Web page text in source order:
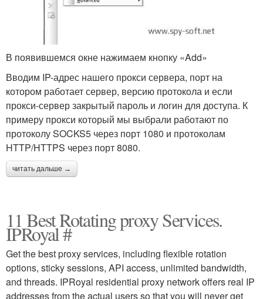
В появившемся окне нажимаем кнопку «Add»
Вводим IP-адрес нашего прокси сервера, порт на
котором работает сервер, версию протокола и если
прокси-сервер закрытый пароль и логин для доступа. К
примеру прокси который мы выбрали работают по
протоколу SOCKS5 через порт 1080 и протоколам
HTTP/HTTPS через порт 8080.
читать дальше →
11 Best Rotating proxy Services.
IPRoyal #
Get the best proxy services, including flexible rotation
options, sticky sessions, API access, unlimited bandwidth,
and threads. IPRoyal residential proxy network offers real IP
addresses from the actual users so that you will never get